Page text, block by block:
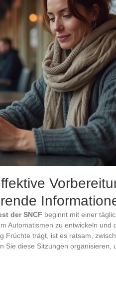
der SNCF beginnt mit einer
Automatismen zu entwickeln und
Früchte trägt, ist es ratsam,
Sie diese Sitzungen organisieren,